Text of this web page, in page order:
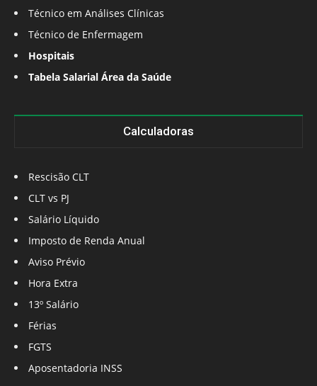
Técnico em Análises Clínicas
Técnico de Enfermagem
Hospitais
Tabela Salarial Área da Saúde
Calculadoras
Rescisão CLT
CLT vs PJ
Salário Líquido
Imposto de Renda Anual
Aviso Prévio
Hora Extra
13º Salário
Férias
FGTS
Aposentadoria INSS